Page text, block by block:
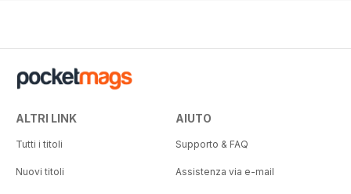
ALTRI LINK
Tutti i titoli
Nuovi titoli
AIUTO
Supporto & FAQ
Assistenza via e-mail